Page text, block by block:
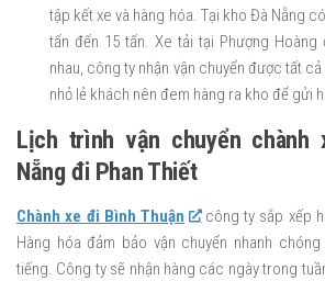
tập kết xe và hàng hóa. Tại kho Đà Nẵng
tấn đến 15 tấn. Xe tải tại Phượng
nhau, công ty nhận vận chuyển được tất
nhỏ lẻ khách nên đem hàng ra kho để gửi
Lịch trình vận chuyển chành
Nẵng đi Phan Thiết
Chành xe đi Bình Thuận
công ty sắp xếp
Hàng hóa đảm bảo vận chuyển nhanh
tiếng. Công ty sẽ nhận hàng các ngày trong